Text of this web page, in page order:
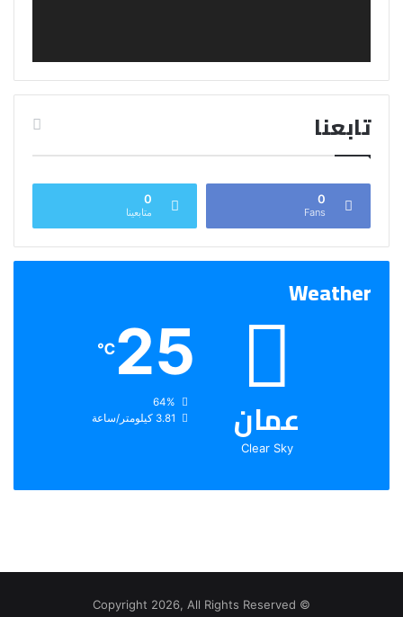
تابعنا
0
Fans
0
متابعينا
Weather
عمان
Clear Sky
25
℃
الرطوبة:
الرياح:
© Copyright 2026, All Rights Reserved